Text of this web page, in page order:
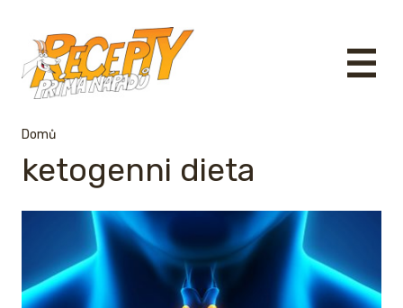
Domů
ketogenni dieta